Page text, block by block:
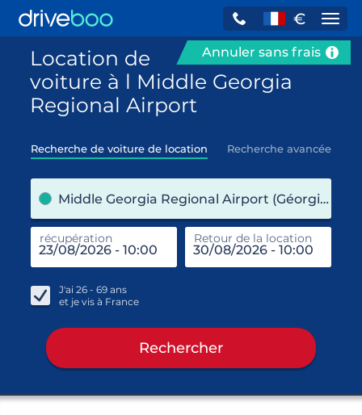
€
Annuler sans frais
Location de
voiture à l Middle Georgia
Regional Airport
Recherche de voiture de location Recherche avancée
Middle Georgia Regional Airport (Géorgie / États-Unis)
récupération Retour de la location
J'ai 26 - 69 ans
et je vis à France
Rechercher